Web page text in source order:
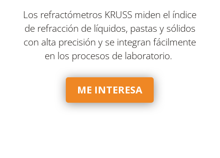
Los refractómetros KRUSS miden el índice
de refracción de líquidos, pastas y sólidos
con alta precisión y se integran fácilmente
en los procesos de laboratorio.
ME INTERESA